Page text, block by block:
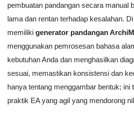
pembuatan pandangan secara manual
lama dan rentan terhadap kesalahan.
memiliki generator pandangan
menggunakan pemrosesan bahasa
kebutuhan Anda dan menghasilkan
sesuai, memastikan konsistensi dan
hanya tentang menggambar bentuk; ini
praktik EA yang agil yang mendorong